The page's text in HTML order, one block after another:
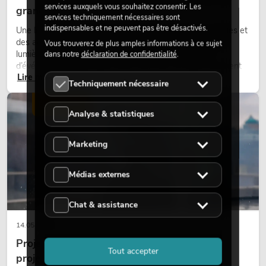
grand retour
Une lumière très chaude, des surfaces lumineuses visibles et
des accents colorés caractérisent de nombreux designs
lumière actuels sur les scènes, dans les clubs et lors
d’événements. La lumière rétro n’est pas un effet purement
nostalgique, mais un outil de conception utilisé de manière
ciblée : elle crée une atmosphère, donne du caractère aux
scènes et peut rendre les configurations LED techniques plus
émotionnelles.
Lire maintenant
14.05.2026
Projecteurs à tête mobile d'extérieur : des
projecteurs à tête mobile résistants aux
ÉCLAIRAGE
services auxquels vous souhaitez consentir. Les
services techniquement nécessaires sont
indispensables et ne peuvent pas être désactivés.
Vous trouverez de plus amples informations à ce sujet
dans notre déclaration de confidentialité.
Techniquement nécessaire
Analyse & statistiques
Marketing
Médias externes
Chat & assistance
Tout accepter